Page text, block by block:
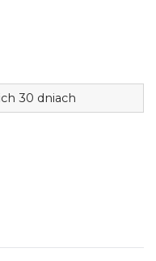
30 dniach
–